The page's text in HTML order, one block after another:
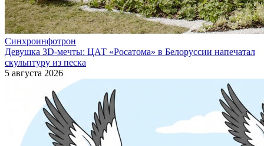
Синхроинфотрон
Девушка 3D-мечты: ЦАТ «Росатома» в Белоруссии напечатал
скульптуру из песка
5 августа 2026